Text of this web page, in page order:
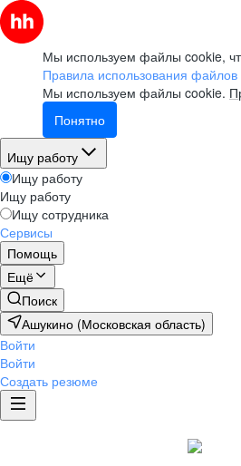
Мы используем файлы cookie,
Правила использования файлов
Мы используем файлы cookie.
Понятно
Ищу работу
Ищу работу
Ищу работу
Ищу сотрудника
Сервисы
Помощь
Ещё
Поиск
Ашукино (Московская область)
Войти
Войти
Создать резюме